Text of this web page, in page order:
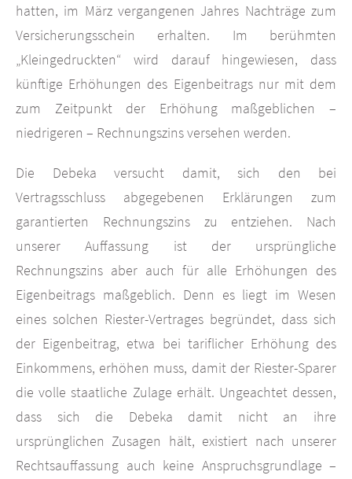
hatten, im März vergangenen Jahres Nachträge zum
Versicherungsschein erhalten. Im berühmten
„Kleingedruckten“ wird darauf hingewiesen, dass
künftige Erhöhungen des Eigenbeitrags nur mit dem
zum Zeitpunkt der Erhöhung maßgeblichen –
niedrigeren – Rechnungszins versehen werden.
Die Debeka versucht damit, sich den bei
Vertragsschluss abgegebenen Erklärungen zum
garantierten Rechnungszins zu entziehen. Nach
unserer Auffassung ist der ursprüngliche
Rechnungszins aber auch für alle Erhöhungen des
Eigenbeitrags maßgeblich. Denn es liegt im Wesen
eines solchen Riester-Vertrages begründet, dass sich
der Eigenbeitrag, etwa bei tariflicher Erhöhung des
Einkommens, erhöhen muss, damit der Riester-Sparer
die volle staatliche Zulage erhält. Ungeachtet dessen,
dass sich die Debeka damit nicht an ihre
ursprünglichen Zusagen hält, existiert nach unserer
Rechtsauffassung auch keine Anspruchsgrundlage –